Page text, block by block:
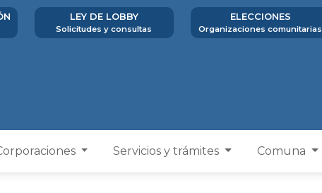
LEY DE LOBBY
Solicitudes y consultas
ELECCIONES
Organizaciones comunitarias
Servicios y trámites Comuna